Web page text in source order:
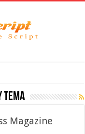
tema
Magazine